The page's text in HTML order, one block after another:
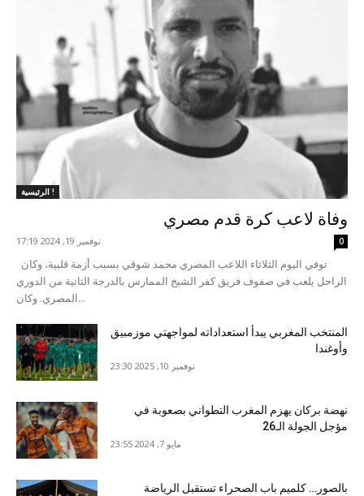
الرئيسية !
وفاة لاعب كرة قدم مصري
نوفمبر 19, 2024 17:19 0
الراحل يلعب في صفوف فريق كفر الشيخ الممارس بالدرجة الثانية من الدوري
المصري. وكان...
المنتخب المغربي يبدأ استعداداته لمواجهتي موزمبيق
وأوغندا
نوفمبر 10, 2025 23:30
نهضة بركان يهزم المغرب التطواني بصعوبة في
مؤجل الجولة الـ26
مايو 7, 2024 23:55
بالصور… كلميم باب الصحراء تستقبل الرياضة